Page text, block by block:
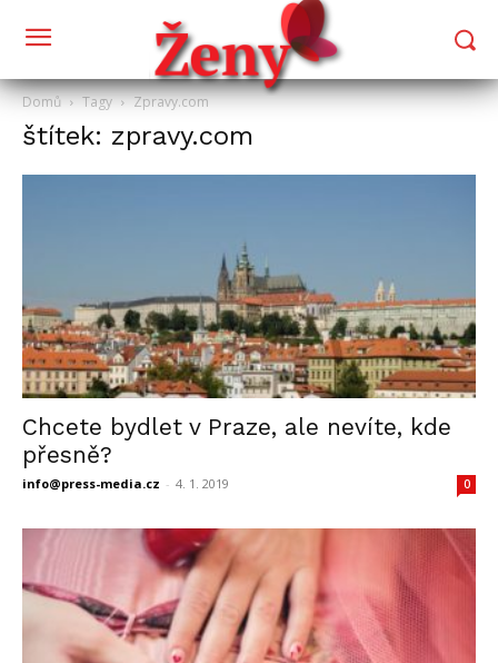
Domů Tagy Zpravy.com
štítek: zpravy.com
Chcete bydlet v Praze, ale nevíte, kde
přesně?
info@press-media.cz - 4. 1. 2019 0